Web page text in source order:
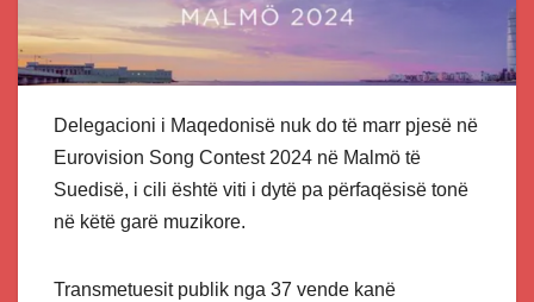
Delegacioni i Maqedonisë nuk do të marr pjesë në
Eurovision Song Contest 2024 në Malmö të
Suedisë, i cili është viti i dytë pa përfaqësisë tonë
në këtë garë muzikore.
Transmetuesit publik nga 37 vende kanë